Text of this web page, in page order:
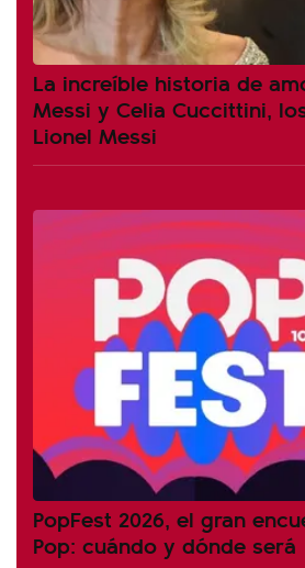
La increíble historia de
Messi y Celia Cuccittini,
Lionel Messi
PopFest 2026, el gran
Pop: cuándo y dónde será